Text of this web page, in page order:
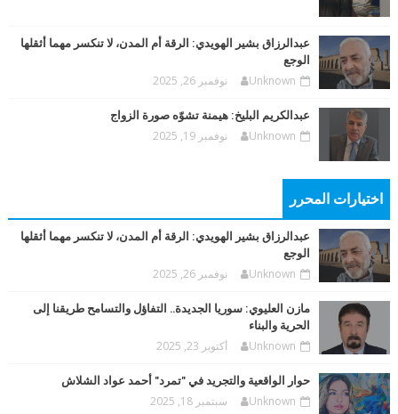
عبدالرزاق بشير الهويدي: الرقة أم المدن، لا تنكسر مهما أثقلها
الوجع
Unknown نوفمبر 26, 2025
عبدالكريم البليخ: هيمنة تشوّه صورة الزواج
Unknown نوفمبر 19, 2025
اختيارات المحرر
عبدالرزاق بشير الهويدي: الرقة أم المدن، لا تنكسر مهما أثقلها
الوجع
Unknown نوفمبر 26, 2025
مازن العليوي: سوريا الجديدة.. التفاؤل والتسامح طريقنا إلى
الحرية والبناء
Unknown أكتوبر 23, 2025
حوار الواقعية والتجريد في "تمرد" أحمد عواد الشلاش
Unknown سبتمبر 18, 2025